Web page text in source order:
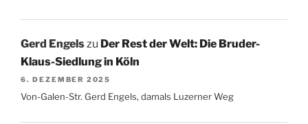
Gerd Engelszu Der Rest der Welt: Die Bruder-
Klaus-Siedlung in Köln
6. DEZEMBER 2025
Von-Galen-Str. Gerd Engels, damals Luzerner Weg